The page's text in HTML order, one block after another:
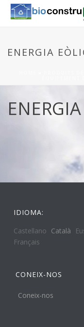
ENERGIA
IDIOMA:
Castellano Català
Français
CONEIX-NOS
Coneix-nos